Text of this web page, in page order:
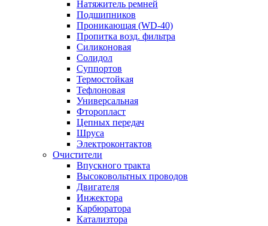
Натяжитель ремней
Подшипников
Проникающая (WD-40)
Пропитка возд. фильтра
Силиконовая
Солидол
Суппортов
Термостойкая
Тефлоновая
Универсальная
Фторопласт
Цепных передач
Шруса
Электроконтактов
Очистители
Впускного тракта
Высоковольтных проводов
Двигателя
Инжектора
Карбюратора
Катализтора